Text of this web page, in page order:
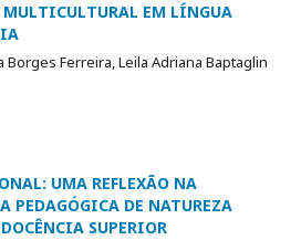
MULTICULTURAL EM LÍNGUA
Ferreira, Leila Adriana Baptaglin
UMA REFLEXÃO NA
PEDAGÓGICA DE NATUREZA
SUPERIOR